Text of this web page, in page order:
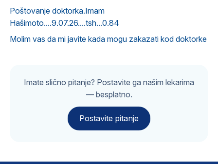
Poštovanje doktorka.Imam
Hašimoto....9.07.26....tsh...0.84
Molim vas da mi javite kada mogu zakazati kod doktorke
Imate slično pitanje? Postavite ga našim lekarima
— besplatno.
Postavite pitanje